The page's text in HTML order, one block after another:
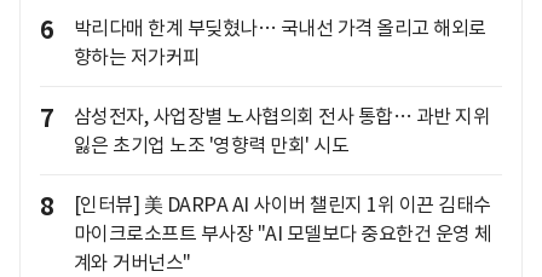
6
박리다매 한계 부딪혔나… 국내선 가격 올리고 해외로
향하는 저가커피
7
삼성전자, 사업장별 노사협의회 전사 통합… 과반 지위
잃은 초기업 노조 '영향력 만회' 시도
8
[인터뷰] 美 DARPA AI 사이버 챌린지 1위 이끈 김태수
마이크로소프트 부사장 "AI 모델보다 중요한건 운영 체
계와 거버넌스"